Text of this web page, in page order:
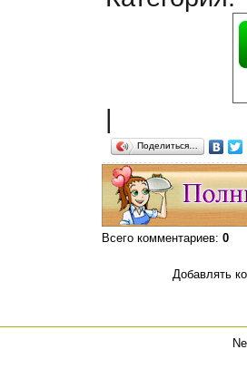
|
Поделиться…
Всего комментариев: 0
Добавлять